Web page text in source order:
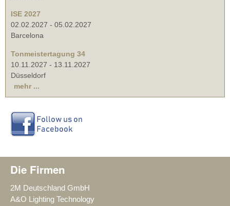
ISE 2027
02.02.2027 - 05.02.2027
Barcelona
Tonmeistertagung 34
10.11.2027 - 13.11.2027
Düsseldorf
mehr ...
Die Firmen
2M Deutschland GmbH
A&O Lighting Technology